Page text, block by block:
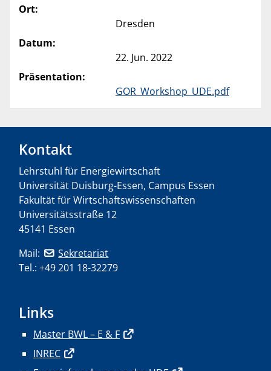
Ort:
Dresden
Datum:
22. Jun. 2022
Präsentation:
GOR_Workshop_UDE.pdf
Kontakt
Lehrstuhl für Energiewirtschaft
Universität Duisburg-Essen, Campus Essen
Fakultät für Wirtschaftswissenschaften
Universitätsstraße 12
45141 Essen
Mail:
Sekretariat
Tel.: +49 201 18-32279
Links
Master BWL – E & F
INREC